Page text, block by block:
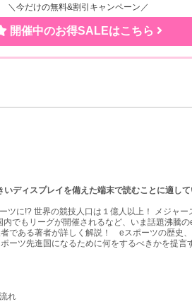
＼今だけの無料&割引キャンペーン／
開催中のお得SALEはこちら
ディスプレイを備えた端末で読むことに適して
ツに!? 世界の競技人口は１億人以上！ メジャ
でもリーグが開催されるなど、いま話題沸騰
である著者が詳しく解説！ eスポーツの歴史
ーツ先進国になるために何をするべきかを提言
れ